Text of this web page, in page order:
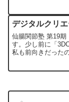
デジタルクリ
仙腸関節塾 第19
す。少し前に「
私も前向きだった